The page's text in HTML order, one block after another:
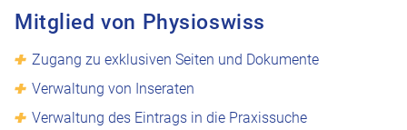
Mitglied von Physioswiss
Zugang zu exklusiven Seiten und Dokumente
Verwaltung von Inseraten
Verwaltung des Eintrags in die Praxissuche